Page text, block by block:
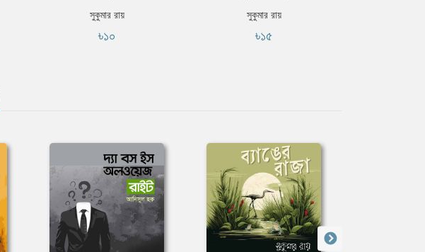
সুকুমার রায়
৳১০
সুকুমার রায়
৳১৫